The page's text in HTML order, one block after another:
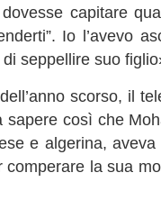
capitare
Io l’avevo
seppellire suo
scorso, il
così che
e algerina,
la sua